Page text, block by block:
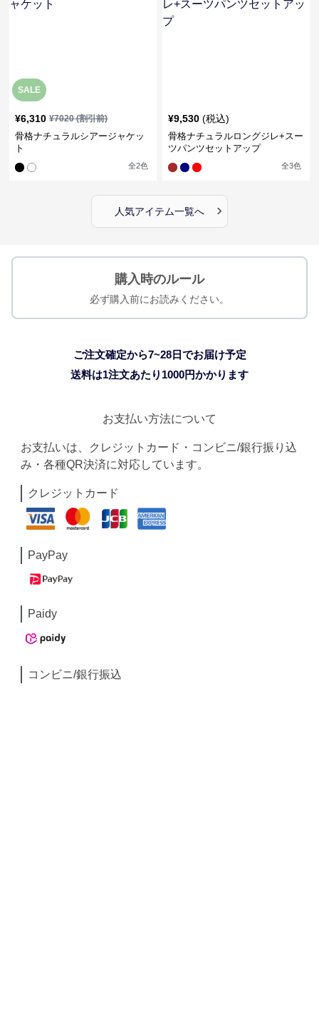
SALE
¥6,310 ¥7020(割引前)
骨格ナチュラルシアージャケッ
ト
全2色
¥9,530 (税込)
骨格ナチュラルロングジレ+スー
ツパンツセットアップ
全3色
人気アイテム一覧へ ›
購入時のルール
必ず購入前にお読みください。
ご注文確定から7~28日でお届け予定
送料は1注文あたり 1000円かかります
お支払い方法について
お支払いは、クレジットカード・コンビニ/銀行振り込
み・各種QR決済に対応しています。
クレジットカード
PayPay
Paidy
コンビニ/銀行振込